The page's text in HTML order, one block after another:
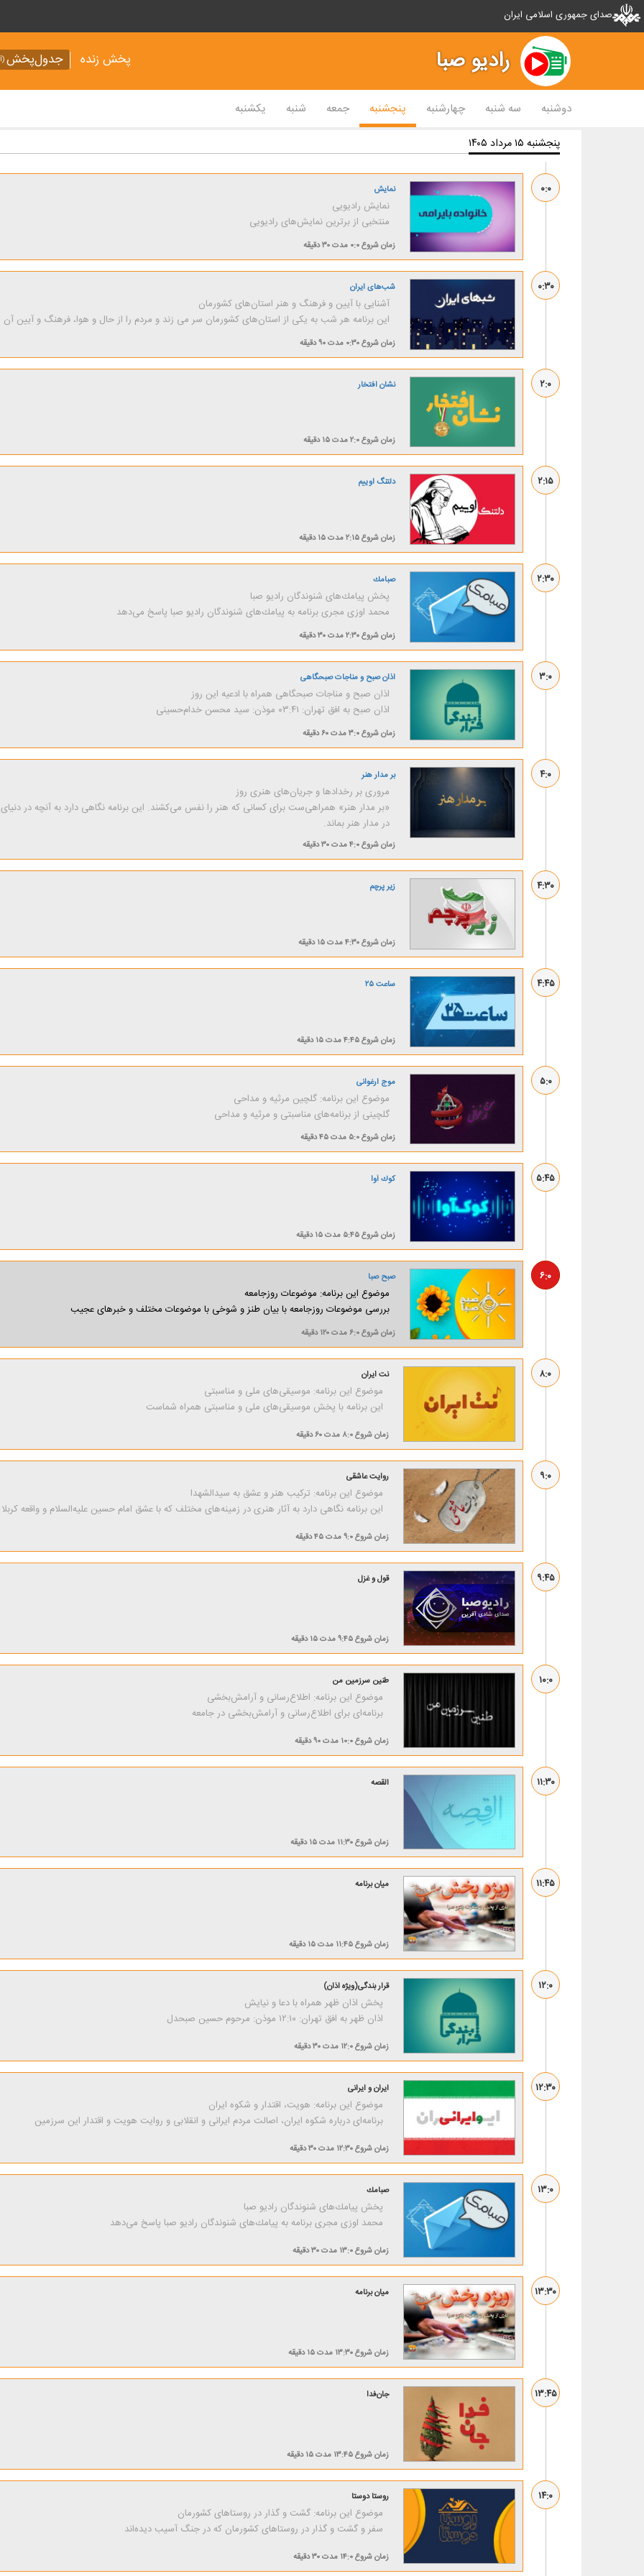
صدای جمهوری اسلامی ایران
رادیو صبا پخش زنده جدول‌پخش
دوشنبه سه شنبه چهارشنبه پنجشنبه جمعه شنبه
یکشنبه
پنجشنبه ۱۵ مرداد ۱۴۰۵
۰:۰ نمایش
نمایش رادیویی
منتخبی از برترین نمایش‌های رادیویی
زمان شروع۰:۰ مدت۳۰ دقیقه
۰:۳۰ شب‌های ایران
آشنایی با آیین و فرهنگ و هنر استان‌های كشورمان
این برنامه هر شب به یكی از استان‌های كشورمان سر می زند و مردم را از حال و هوا، فرهنگ و آیین آن
زمان شروع۰:۳۰ مدت۹۰ دقیقه
۲:۰ نشان افتخار
زمان شروع۲:۰مدت۱۵ دقیقه
۲:۱۵ دلتنگ اوییم
زمان شروع۲:۱۵مدت۱۵ دقیقه
۲:۳۰ صبامك
پخش پیامك‌های شنوندگان رادیو صبا
محمد اوزی مجری برنامه به پیامك‌های شنوندگان رادیو صبا پاسخ می‌دهد
زمان شروع۲:۳۰مدت۳۰ دقیقه
۳:۰ اذان صبح و مناجات صبحگاهی
اذان صبح و مناجات صبحگاهی همراه با ادعیه این روز
اذان صبح به افق تهران: ۰۳:۴۱ موذن: سید محسن خدام‌حسینی
زمان شروع۳:۰مدت۶۰ دقیقه
۴:۰ بر مدار هنر
مروری بر رخدادها و جریان‌های هنری روز
«بر مدار هنر» همراهی‌ست برای كسانی كه هنر را نفس می‌كشند. این برنامه نگاهی دارد به آنچه در
در مدار هنر بماند.
زمان شروع۴:۰مدت۳۰ دقیقه
۴:۳۰ زیر پرچم
زمان شروع۴:۳۰مدت۱۵ دقیقه
۴:۴۵ ساعت ۲۵
زمان شروع۴:۴۵مدت۱۵ دقیقه
۵:۰ موج ارغوانی
موضوع این برنامه: گلچین مرثیه و مداحی
گلچینی از برنامه‌های مناسبتی و مرثیه و مداحی
زمان شروع۵:۰ مدت۴۵ دقیقه
۵:۴۵ كوك آوا
زمان شروع۵:۴۵ مدت۱۵ دقیقه
۶:۰ صبح صبا
موضوع این برنامه: موضوعات روزجامعه
بررسی موضوعات روزجامعه با بیان طنز و شوخی با موضوعات مختلف و خبرهای عجیب
زمان شروع۶:۰ مدت۱۲۰ دقیقه
۸:۰ نت ایران
موضوع این برنامه: موسیقی‌های ملی و مناسبتی
این برنامه با پخش موسیقی‌های ملی و مناسبتی همراه شماست
زمان شروع۸:۰ مدت۶۰ دقیقه
۹:۰ روایت عاشقی
موضوع این برنامه: تركیب هنر و عشق به سیدالشهدا
این برنامه نگاهی دارد به آثار هنری در زمینه‌های مختلف كه با عشق امام حسین علیه‌السلام و واقعه
زمان شروع۹:۰مدت۴۵ دقیقه
۹:۴۵ قول و غزل‌
زمان شروع۹:۴۵مدت۱۵ دقیقه
۱۰:۰ طنین سرزمین من
موضوع این برنامه: اطلاع‌رسانی و آرامش‌بخشی
برنامه‌ای برای اطلاع‌رسانی و آرامش‌بخشی در جامعه
زمان شروع۱۰:۰ مدت۹۰ دقیقه
۱۱:۳۰ القصه
زمان شروع۱۱:۳۰ مدت۱۵ دقیقه
۱۱:۴۵ میان برنامه
زمان شروع۱۱:۴۵ مدت۱۵ دقیقه
۱۲:۰ قرار بندگی(ویژه اذان)
پخش اذان ظهر همراه با دعا و نیایش
اذان ظهر به افق تهران: ۱۲:۱۰ موذن: مرحوم حسین صبحدل
زمان شروع۱۲:۰ مدت۳۰ دقیقه
۱۲:۳۰ ایران و ایرانی
موضوع این برنامه: هویت، اقتدار و شكوه ایران
برنامه‌ای درباره شكوه ایران، اصالت مردم ایرانی و انقلابی و روایت هویت و اقتدار این سرزمین
زمان شروع۱۲:۳۰ مدت۳۰ دقیقه
۱۳:۰ صبامك
پخش پیامك‌های شنوندگان رادیو صبا
محمد اوزی مجری برنامه به پیامك‌های شنوندگان رادیو صبا پاسخ می‌دهد
زمان شروع۱۳:۰ مدت۳۰ دقیقه
۱۳:۳۰ میان برنامه
زمان شروع۱۳:۳۰ مدت۱۵ دقیقه
۱۳:۴۵ جان‌فدا
زمان شروع۱۳:۴۵ مدت۱۵ دقیقه
۱۴:۰ روستا دوستا
موضوع این برنامه: گشت و گذار در روستاهای كشورمان
سفر و گشت و گذار در روستاهای كشورمان كه در جنگ آسیب دیده‌اند
زمان شروع۱۴:۰ مدت۳۰ دقیقه